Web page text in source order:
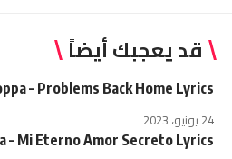
قد يعجبك أيضاً
– Problems Back Home Lyrics
24 يونيو، 2023
– Mi Eterno Amor Secreto Lyrics